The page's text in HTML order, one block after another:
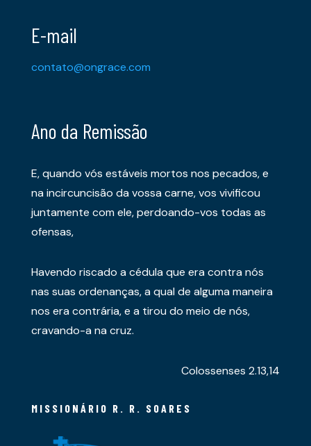
E-mail
contato@ongrace.com
Ano da Remissão
E, quando vós estáveis mortos nos pecados, e
na incircuncisão da vossa carne, vos vivificou
juntamente com ele, perdoando-vos todas as
ofensas,
Havendo riscado a cédula que era contra nós
nas suas ordenanças, a qual de alguma maneira
nos era contrária, e a tirou do meio de nós,
cravando-a na cruz.
Colossenses 2.13,14
MISSIONÁRIO R. R. SOARES